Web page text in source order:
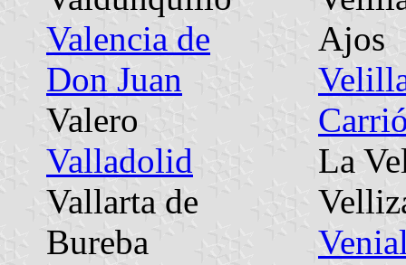
Valencia de
Don Juan
Valero
Valladolid
Vallarta de
Bureba
Ajos
La